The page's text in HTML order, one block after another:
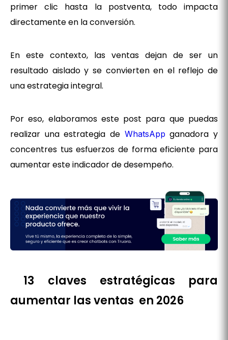
primer clic hasta la postventa, todo impacta
directamente en la conversión.
En este contexto, las ventas dejan de ser un
resultado aislado y se convierten en el reflejo de
una estrategia integral.
Por eso, elaboramos este post para que puedas
realizar una estrategia de WhatsApp ganadora y
concentres tus esfuerzos de forma eficiente para
aumentar este indicador de desempeño.
13 claves estratégicas para
aumentar las ventas en 2026